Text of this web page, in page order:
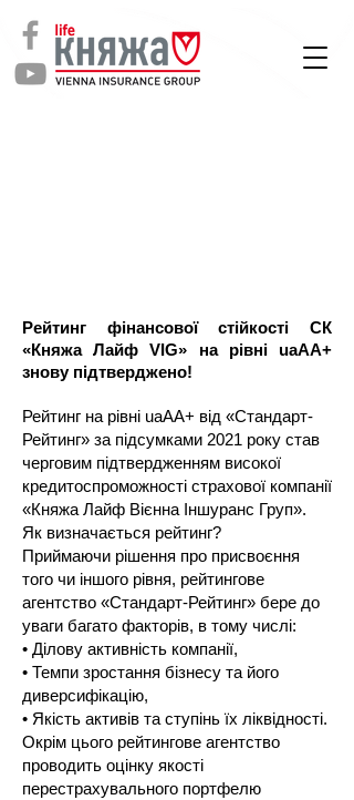
Рейтинг фінансової стійкості СК
«Княжа Лайф VIG» на рівні uaАА+
знову підтверджено!
Рейтинг на рівні uaАА+ від «Стандарт-
Рейтинг» за підсумками 2021 року став
черговим підтвердженням високої
кредитоспроможності страхової компанії
«Княжа Лайф Вієнна Іншуранс Груп».
Як визначається рейтинг?
Приймаючи рішення про присвоєння
того чи іншого рівня, рейтингове
агентство «Стандарт-Рейтинг» бере до
уваги багато факторів, в тому числі:
• Ділову активність компанії,
• Темпи зростання бізнесу та його
диверсифікацію,
• Якість активів та ступінь їх ліквідності.
Окрім цього рейтингове агентство
проводить оцінку якості
перестрахувального портфелю